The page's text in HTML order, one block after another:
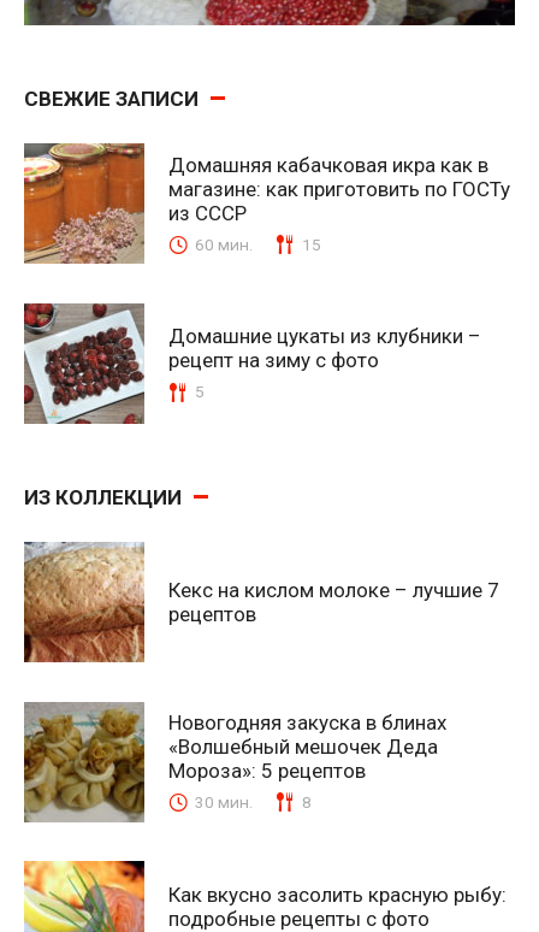
СВЕЖИЕ ЗАПИСИ
Домашняя кабачковая икра как в
магазине: как приготовить по ГОСТу
из СССР
60 мин. 15
Домашние цукаты из клубники –
рецепт на зиму с фото
5
ИЗ КОЛЛЕКЦИИ
Кекс на кислом молоке – лучшие 7
рецептов
Новогодняя закуска в блинах
«Волшебный мешочек Деда
Мороза»: 5 рецептов
30 мин. 8
Как вкусно засолить красную рыбу:
подробные рецепты с фото